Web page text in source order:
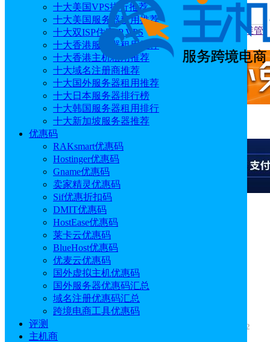
十大美国VPS排行推荐
十大美国服务器租用推荐
十大双ISP住宅IP VPS
十大香港服务器租用推荐
十大香港主机租用推荐
十大域名注册商推荐
十大国外服务器租用推荐
十大日本服务器排行榜
十大韩国服务器租用排行
十大新加坡服务器推荐
优惠码
RAKsmart优惠码
Hostinger优惠码
Gname优惠码
卖家精灵优惠码
Sif优惠折扣码
DMIT优惠码
HostEase优惠码
莱卡云优惠码
BlueHost优惠码
优麦云优惠码
国外虚拟主机优惠码
国外服务器优惠码汇总
域名注册优惠码汇总
跨境电商工具优惠码
评测
主机商
当前位置：首页 专题 1Panel：一款开源的Linux服务器运维管
1Panel：一款开源的Linux
服务器运维管理面板
作者: Emily
更新于: 2026.07.22